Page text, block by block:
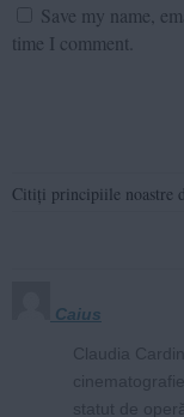
Save my name,
time I comment.
Citiți principiile noastre
Caius